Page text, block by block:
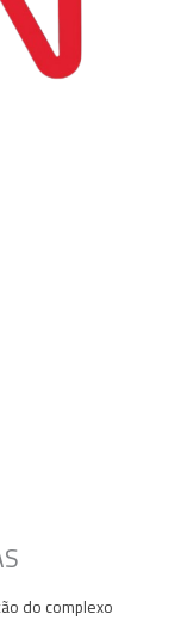
do complexo